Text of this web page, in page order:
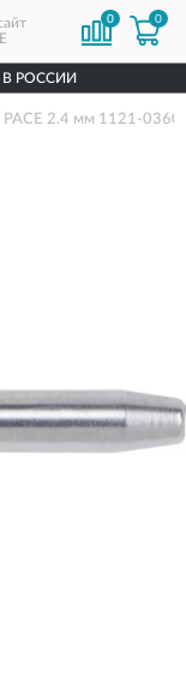
0 0
В РОССИИ
2.4 мм 1121-